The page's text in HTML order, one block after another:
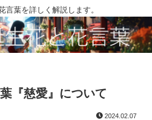
言葉を詳しく解説します。
『慈愛』について
2024.02.07